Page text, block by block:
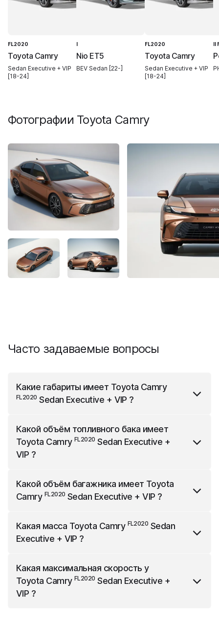
FL2020
Toyota Camry
Sedan Executive + VIP
[18-24]
I
Nio ET5
BEV Sedan [22-]
FL2020
Toyota Camry
Sedan Executive + VIP
[18-24]
II
Фотографии Toyota Camry
Часто задаваемые вопросы
Какие габариты имеет Toyota Camry
FL2020 Sedan Executive + VIP ?
4885 мм длины, 1840 мм ширины и 1445 мм
высоты.
Какой объём топливного бака имеет
Toyota Camry FL2020 Sedan Executive +
VIP ?
бак объёмом 50 л.
Какой объём багажника имеет Toyota
Camry FL2020 Sedan Executive + VIP ?
багажник объёмом 524 л.
Какая масса Toyota Camry FL2020 Sedan
Executive + VIP ?
1595 кг.
Какая максимальная скорость у
Toyota Camry FL2020 Sedan Executive +
VIP ?